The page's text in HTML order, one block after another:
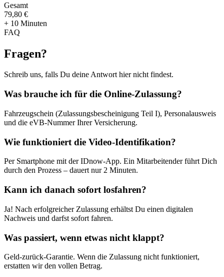
Gesamt
79,80 €
+ 10 Minuten
FAQ
Fragen?
Schreib uns, falls Du deine Antwort hier nicht findest.
Was brauche ich für die Online-Zulassung?
Fahrzeugschein (Zulassungsbescheinigung Teil I), Personalausweis
und die eVB-Nummer Ihrer Versicherung.
Wie funktioniert die Video-Identifikation?
Per Smartphone mit der IDnow-App. Ein Mitarbeitender führt Dich
durch den Prozess – dauert nur 2 Minuten.
Kann ich danach sofort losfahren?
Ja! Nach erfolgreicher Zulassung erhältst Du einen digitalen
Nachweis und darfst sofort fahren.
Was passiert, wenn etwas nicht klappt?
Geld-zurück-Garantie. Wenn die Zulassung nicht funktioniert,
erstatten wir den vollen Betrag.